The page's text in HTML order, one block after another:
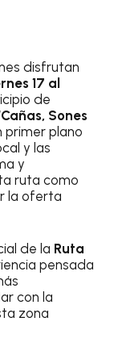
disfrutan
17 al
de
Sones
primer plano
y las
y
ruta como
la oferta
de la Ruta
pensada
con la
zona